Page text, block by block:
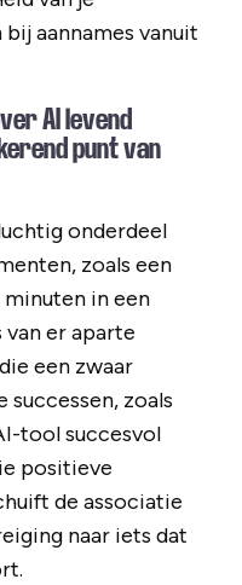
aannames vanuit
AI levend
punt van
onderdeel
zoals een
in een
er aparte
een zwaar
successen, zoals
tool succesvol
positieve
de associatie
naar iets dat